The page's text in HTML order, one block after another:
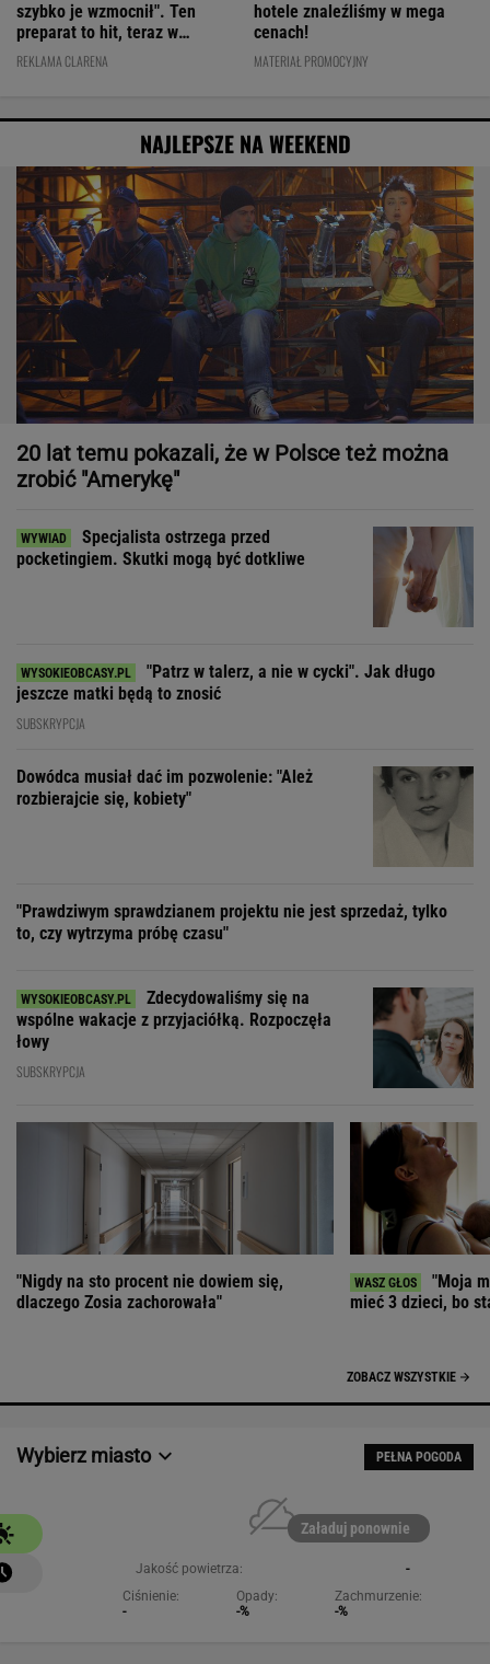
szybko je wzmocnił". Ten
preparat to hit, teraz w
świetnej cenie
REKLAMA CLARENA
hotele znaleźliśmy w mega
cenach!
MATERIAŁ PROMOCYJNY
NAJLEPSZE NA WEEKEND
20 lat temu pokazali, że w Polsce też można
zrobić "Amerykę"
Specjalista ostrzega przed
pocketingiem. Skutki mogą być dotkliwe
"Patrz w talerz, a nie w cycki". Jak długo
jeszcze matki będą to znosić
SUBSKRYPCJA
Dowódca musiał dać im pozwolenie: "Ależ
rozbierajcie się, kobiety"
"Prawdziwym sprawdzianem projektu nie jest sprzedaż, tylko
to, czy wytrzyma próbę czasu"
Zdecydowaliśmy się na
wspólne wakacje z przyjaciółką. Rozpoczęła
łowy
SUBSKRYPCJA
"Nigdy na sto procent nie dowiem się,
dlaczego Zosia zachorowała"
"Moja
mieć 3 dzieci, bo
ZOBACZ WSZYSTKIE
Wybierz miasto PEŁNA POGODA
Załaduj ponownie
Jakość powietrza:
-
Ciśnienie:
-
Opady:
-%
Zachmurzenie:
-%